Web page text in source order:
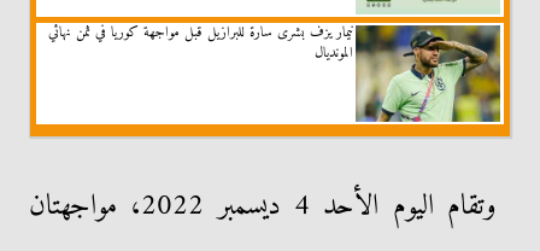
نيمار يزف بشرى سارة للبرازيل قبل مواجهة كوريا في ثمن نهائي
المونديال
وتقام اليوم الأحد 4 ديسمبر 2022، مواجهتان